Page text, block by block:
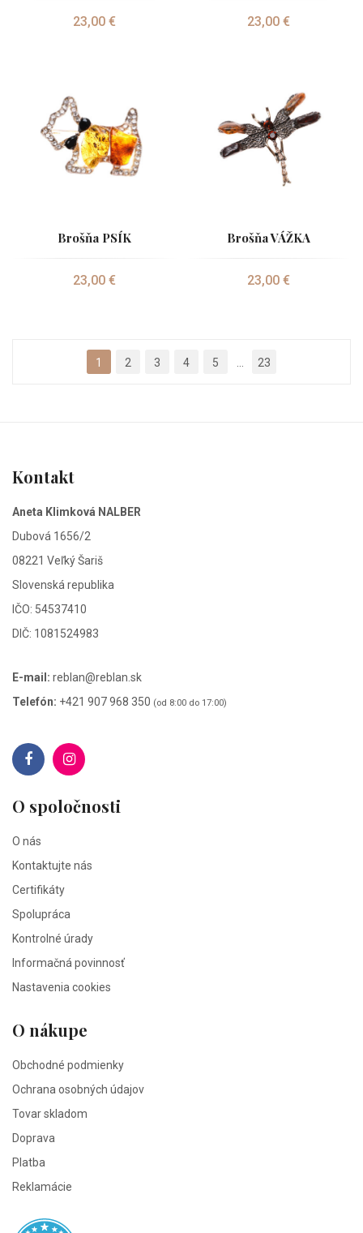
23,00 € 23,00 €
Brošňa PSÍK
23,00 €
Brošňa VÁŽKA
23,00 €
1 2 3 4 5 23
Kontakt
Aneta Klimková NALBER
Dubová 1656/2
08221 Veľký Šariš
Slovenská republika
IČO: 54537410
DIČ: 1081524983
E-mail: reblan@reblan.sk
Telefón: +421 907 968 350 (od 8:00 do 17:00)
O spoločnosti
O nás
Kontaktujte nás
Certifikáty
Spolupráca
Kontrolné úrady
Informačná povinnosť
Nastavenia cookies
O nákupe
Obchodné podmienky
Ochrana osobných údajov
Tovar skladom
Doprava
Platba
Reklamácie